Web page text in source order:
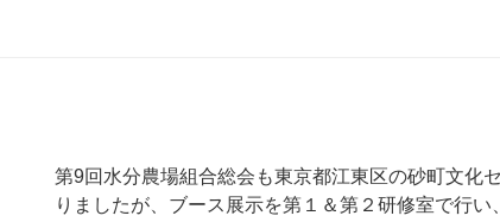
第9回水分農場組合総会も東京都江東区の砂町文化
りましたが、ブース展示を第１＆第２研修室で行い